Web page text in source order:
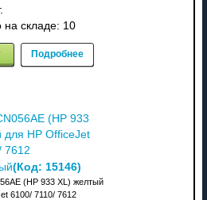
на складе: 10
Подробнее
(HP 933
для HP OfficeJet
7612
(Код: 15146)
(HP 933 XL) желтый
6100/ 7110/ 7612